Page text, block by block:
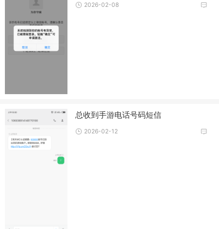
2026-02-08
总收到手游电话号码短信
2026-02-12